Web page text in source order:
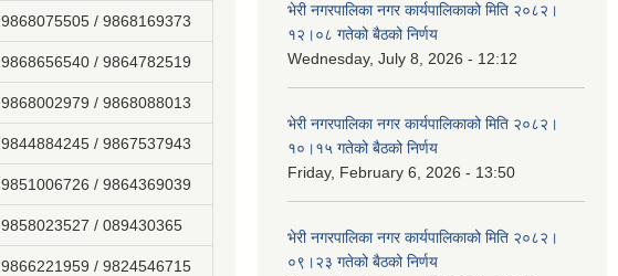
9868075505 / 9868169373
9868656540 / 9864782519
9868002979 / 9868088013
9844884245 / 9867537943
9851006726 / 9864369039
9858023527 / 089430365
9866221959 / 9824546715
भेरी नगरपालिका नगर कार्यपालिकाको मिति २०८२।
१२।०८ गतेको बैठको निर्णय
Wednesday, July 8, 2026 - 12:12
भेरी नगरपालिका नगर कार्यपालिकाको मिति २०८२।
१०।१५ गतेको बैठको निर्णय
Friday, February 6, 2026 - 13:50
भेरी नगरपालिका नगर कार्यपालिकाको मिति २०८२।
०९।२३ गतेको बैठको निर्णय